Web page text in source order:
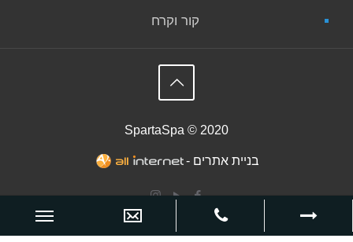
קור וקרח
SpartaSpa © 2020
בניית אתרים -